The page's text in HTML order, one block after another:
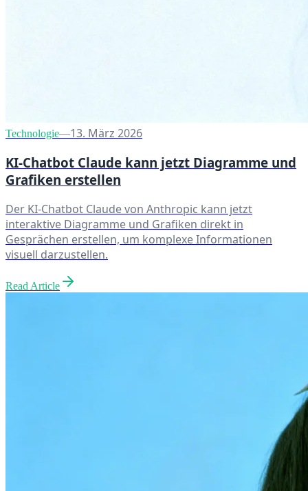
Technologie—13. März 2026
KI-Chatbot Claude kann jetzt Diagramme und
Grafiken erstellen
Der KI-Chatbot Claude von Anthropic kann jetzt
interaktive Diagramme und Grafiken direkt in
Gesprächen erstellen, um komplexe Informationen
visuell darzustellen.
Read Article